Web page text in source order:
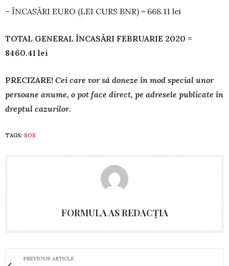
– ÎNCASĂRI EURO (LEI CURS BNR) = 668.11 lei
TOTAL GENERAL ÎNCASĂRI FEBRUARIE 2020 =
8460.41 lei
PRECIZARE! Cei care vor să doneze în mod special unor
persoane anume, o pot face direct, pe adresele publicate în
dreptul cazurilor.
TAGS: SOS
FORMULA AS REDACȚIA
PREVIOUS ARTICLE